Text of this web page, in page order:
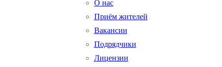
О нас
Приём жителей
Вакансии
Подрядчики
Лицензии